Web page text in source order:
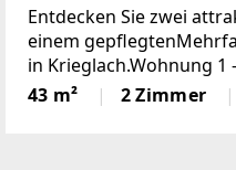
Entdecken Sie zwei
einem
in Krieglach.Wohnung
480 € BruttoFrisch und
Wohnung wurde
43 m² 2 Zimmer